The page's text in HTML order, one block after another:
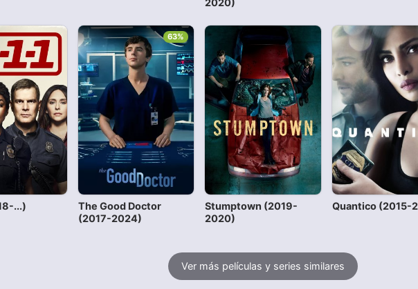
...)
The Good Doctor
(2017-2024)
63%
Stumptown (2019-
2020)
Quantico (2015-
Ver más películas y series similares